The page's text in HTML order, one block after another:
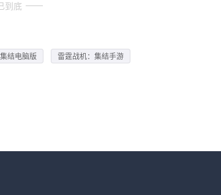
到底
结电脑版
雷霆战机：集结手游